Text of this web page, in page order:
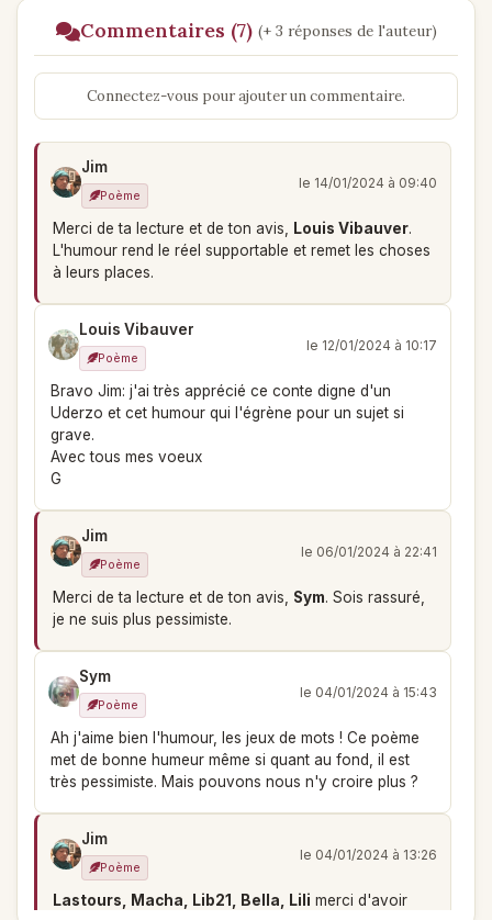
Commentaires (7) (+ 3 réponses de l'auteur)
Connectez-vous pour ajouter un commentaire.
Jim
Poème
le 14/01/2024 à 09:40
Merci de ta lecture et de ton avis, Louis Vibauver.
L'humour rend le réel supportable et remet les choses
à leurs places.
Louis Vibauver
Poème
le 12/01/2024 à 10:17
Bravo Jim: j'ai très apprécié ce conte digne d'un
Uderzo et cet humour qui l'égrène pour un sujet si
grave.
Avec tous mes voeux
G
Jim
Poème
le 06/01/2024 à 22:41
Merci de ta lecture et de ton avis, Sym. Sois rassuré,
je ne suis plus pessimiste.
Sym
Poème
le 04/01/2024 à 15:43
Ah j'aime bien l'humour, les jeux de mots ! Ce poème
met de bonne humeur même si quant au fond, il est
très pessimiste. Mais pouvons nous n'y croire plus ?
Jim
Poème
le 04/01/2024 à 13:26
Lastours, Macha, Lib21, Bella, Lili merci d'avoir